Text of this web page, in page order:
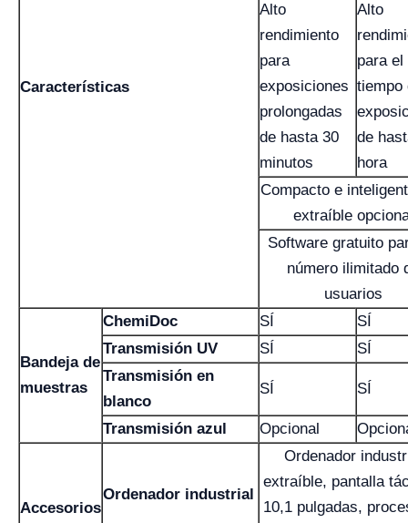
Características
Alto
rendimiento
para
exposiciones
prolongadas
de hasta 30
minutos
Alto
para el
tiempo
de
hora
Compacto e
extraíble
Software gratuito
número ilimitado
usuarios
Bandeja de
muestras
ChemiDoc SÍ
SÍ
Transmisión UV
SÍ
SÍ
Transmisión en
blanco
SÍ SÍ
Transmisión azul Opcional
Accesorios
Ordenador industrial
Ordenador
extraíble, pantalla
10,1 pulgadas,